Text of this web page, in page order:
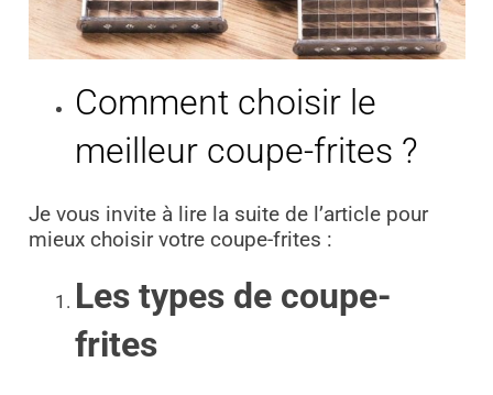
Comment choisir le
meilleur coupe-frites ?
Je vous invite à lire la suite de l’article pour
mieux choisir votre coupe-frites :
Les types de coupe-
frites